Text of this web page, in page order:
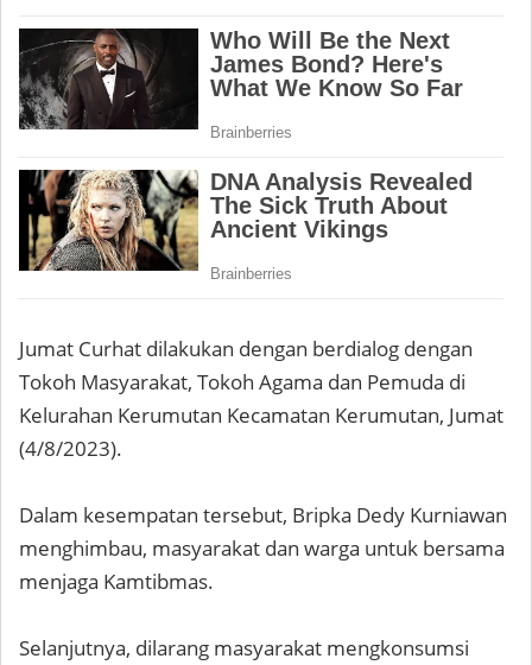
Jumat Curhat dilakukan dengan berdialog dengan
Tokoh Masyarakat, Tokoh Agama dan Pemuda di
Kelurahan Kerumutan Kecamatan Kerumutan, Jumat
(4/8/2023).
Dalam kesempatan tersebut, Bripka Dedy Kurniawan
menghimbau, masyarakat dan warga untuk bersama
menjaga Kamtibmas.
Selanjutnya, dilarang masyarakat mengkonsumsi